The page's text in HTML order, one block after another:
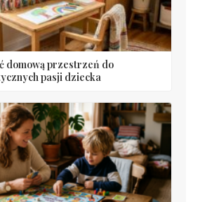
domową przestrzeń do
pasji dziecka